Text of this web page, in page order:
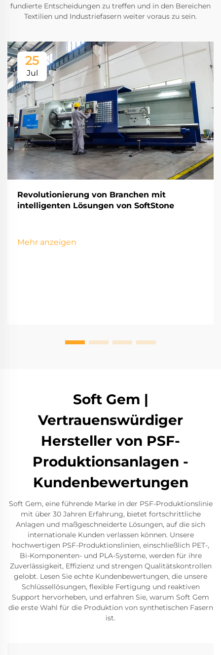
fundierte Entscheidungen zu treffen und in den Bereichen
Textilien und Industriefasern weiter voraus zu sein.
25
Jul
Revolutionierung von Branchen mit
intelligenten Lösungen von SoftStone
Mehr anzeigen
Soft Gem |
Vertrauenswürdiger
Hersteller von PSF-
Produktionsanlagen -
Kundenbewertungen
Soft Gem, eine führende Marke in der PSF-Produktionslinie
mit über 30 Jahren Erfahrung, bietet fortschrittliche
Anlagen und maßgeschneiderte Lösungen, auf die sich
internationale Kunden verlassen können. Unsere
hochwertigen PSF-Produktionslinien, einschließlich PET-,
Bi-Komponenten- und PLA-Systeme, werden für ihre
Zuverlässigkeit, Effizienz und strengen Qualitätskontrollen
gelobt. Lesen Sie echte Kundenbewertungen, die unsere
Schlüssellösungen, flexible Fertigung und reaktiven
Support hervorheben, und erfahren Sie, warum Soft Gem
die erste Wahl für die Produktion von synthetischen Fasern
ist.